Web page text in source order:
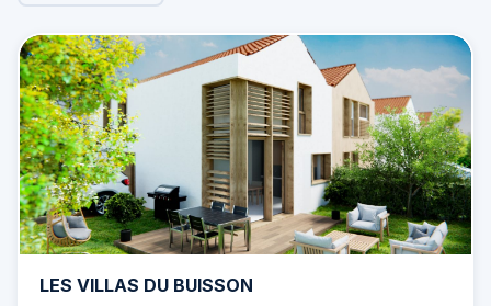
LES VILLAS DU BUISSON